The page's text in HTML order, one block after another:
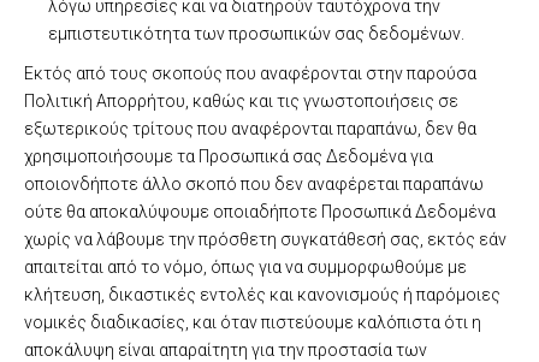
λόγω υπηρεσίες και να διατηρούν ταυτόχρονα την
εμπιστευτικότητα των προσωπικών σας δεδομένων.
Εκτός από τους σκοπούς που αναφέρονται στην παρούσα
Πολιτική Απορρήτου, καθώς και τις γνωστοποιήσεις σε
εξωτερικούς τρίτους που αναφέρονται παραπάνω, δεν θα
χρησιμοποιήσουμε τα Προσωπικά σας Δεδομένα για
οποιονδήποτε άλλο σκοπό που δεν αναφέρεται παραπάνω
ούτε θα αποκαλύψουμε οποιαδήποτε Προσωπικά Δεδομένα
χωρίς να λάβουμε την πρόσθετη συγκατάθεσή σας, εκτός εάν
απαιτείται από το νόμο, όπως για να συμμορφωθούμε με
κλήτευση, δικαστικές εντολές και κανονισμούς ή παρόμοιες
νομικές διαδικασίες, και όταν πιστεύουμε καλόπιστα ότι η
αποκάλυψη είναι απαραίτητη για την προστασία των